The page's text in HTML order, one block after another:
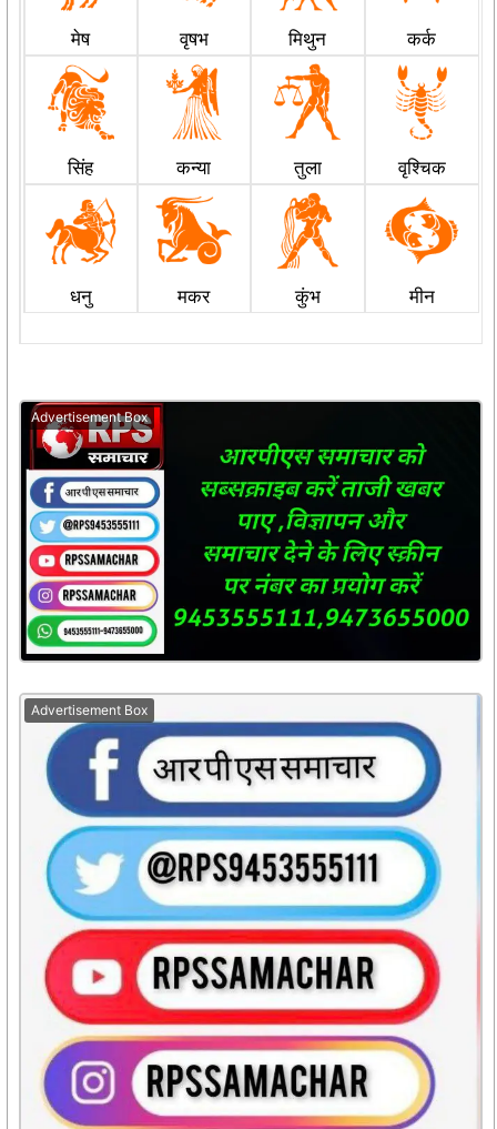
मेष वृषभ मिथुन कर्क
सिंह कन्या तुला वृश्चिक
धनु मकर कुंभ मीन
Advertisement Box
Advertisement Box